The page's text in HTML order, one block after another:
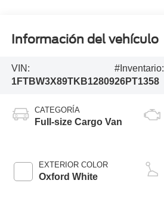
Información del vehículo
VIN:
1FTBW3X89TKB12809
#Inventario:
26PT1358
CATEGORÍA
Full-size Cargo Van
EXTERIOR COLOR
Oxford White